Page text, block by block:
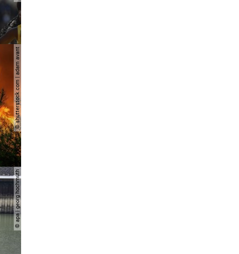
© shutterstock.com | adam avant
© apa | georg hochmuth